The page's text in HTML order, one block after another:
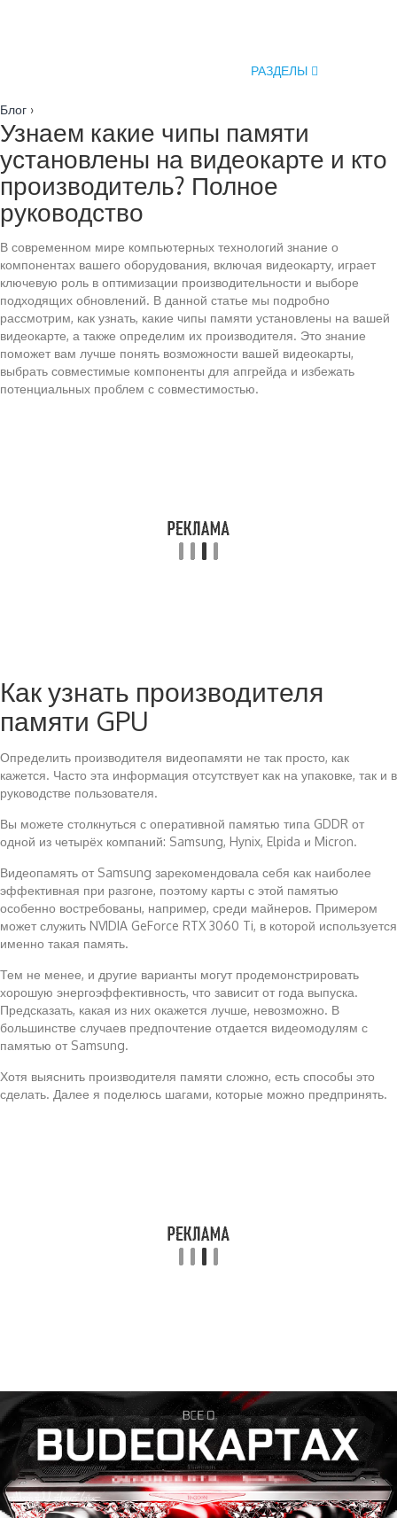
РАЗДЕЛЫ
Блог ›
Узнаем какие чипы памяти
установлены на видеокарте и кто
производитель? Полное
руководство
В современном мире компьютерных технологий знание о
компонентах вашего оборудования, включая видеокарту, играет
ключевую роль в оптимизации производительности и выборе
подходящих обновлений. В данной статье мы подробно
рассмотрим, как узнать, какие чипы памяти установлены на вашей
видеокарте, а также определим их производителя. Это знание
поможет вам лучше понять возможности вашей видеокарты,
выбрать совместимые компоненты для апгрейда и избежать
потенциальных проблем с совместимостью.
Как узнать производителя
памяти GPU
Определить производителя видеопамяти не так просто, как
кажется. Часто эта информация отсутствует как на упаковке, так и в
руководстве пользователя.
Вы можете столкнуться с оперативной памятью типа GDDR от
одной из четырёх компаний: Samsung, Hynix, Elpida и Micron.
Видеопамять от Samsung зарекомендовала себя как наиболее
эффективная при разгоне, поэтому карты с этой памятью
особенно востребованы, например, среди майнеров. Примером
может служить NVIDIA GeForce RTX 3060 Ti, в которой используется
именно такая память.
Тем не менее, и другие варианты могут продемонстрировать
хорошую энергоэффективность, что зависит от года выпуска.
Предсказать, какая из них окажется лучше, невозможно. В
большинстве случаев предпочтение отдается видеомодулям с
памятью от Samsung.
Хотя выяснить производителя памяти сложно, есть способы это
сделать. Далее я поделюсь шагами, которые можно предпринять.